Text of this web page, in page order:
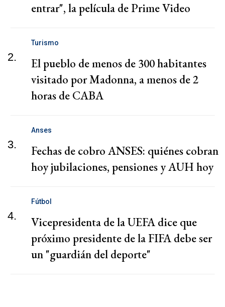
entrar", la película de Prime Video
2.
Turismo
El pueblo de menos de 300 habitantes
visitado por Madonna, a menos de 2
horas de CABA
3.
Anses
Fechas de cobro ANSES: quiénes cobran
hoy jubilaciones, pensiones y AUH hoy
4.
Fútbol
Vicepresidenta de la UEFA dice que
próximo presidente de la FIFA debe ser
un "guardián del deporte"